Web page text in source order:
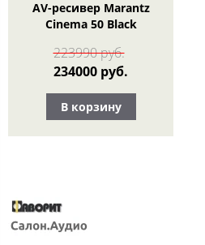
AV-ресивер Marantz
Cinema 50 Black
223990 руб.
234000 руб.
В корзину